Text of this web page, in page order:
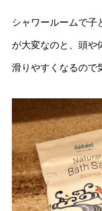
シャワールームで子
が大変なのと、頭や
滑りやすくなるので